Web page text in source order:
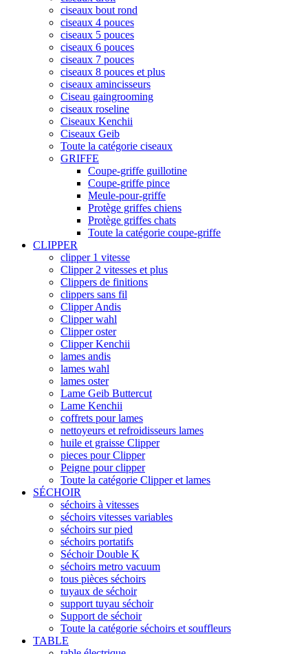
ciseaux bout rond
ciseaux 4 pouces
ciseaux 5 pouces
ciseaux 6 pouces
ciseaux 7 pouces
ciseaux 8 pouces et plus
ciseaux amincisseurs
Ciseau gaingrooming
ciseaux roseline
Ciseaux Kenchii
Ciseaux Geib
Toute la catégorie ciseaux
GRIFFE
Coupe-griffe guillotine
Coupe-griffe pince
Meule-pour-griffe
Protège griffes chiens
Protège griffes chats
Toute la catégorie coupe-griffe
CLIPPER
clipper 1 vitesse
Clipper 2 vitesses et plus
Clippers de finitions
clippers sans fil
Clipper Andis
Clipper wahl
Clipper oster
Clipper Kenchii
lames andis
lames wahl
lames oster
Lame Geib Buttercut
Lame Kenchii
coffrets pour lames
nettoyeurs et refroidisseurs lames
huile et graisse Clipper
pieces pour Clipper
Peigne pour clipper
Toute la catégorie Clipper et lames
SÉCHOIR
séchoirs à vitesses
séchoirs vitesses variables
séchoirs sur pied
séchoirs portatifs
Séchoir Double K
séchoirs metro vacuum
tous pièces séchoirs
tuyaux de séchoir
support tuyau séchoir
Support de séchoir
Toute la catégorie séchoirs et souffleurs
TABLE